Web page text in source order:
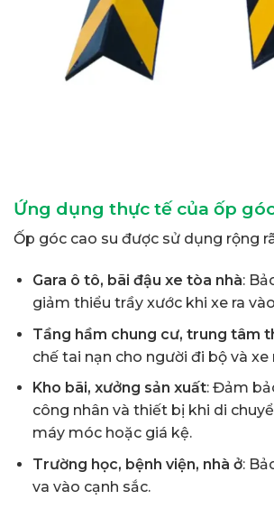
Ứng dụng thực tế của ốp
Ốp góc cao su được sử dụng rộng
Gara ô tô, bãi đậu xe tòa nhà:
giảm thiểu trầy xước khi xe ra
Tầng hầm chung cư, trung tâm
chế tai nạn cho người đi bộ và xe
Kho bãi, xưởng sản xuất: Đảm
công nhân và thiết bị khi di
máy móc hoặc giá kệ.
Trường học, bệnh viện, nhà ở:
va vào cạnh sắc.